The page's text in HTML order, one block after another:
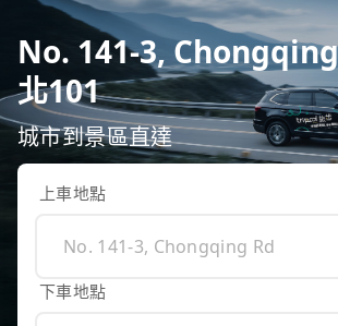
No. 141-3,
北101
城市到景區直達
上車地點
下車地點